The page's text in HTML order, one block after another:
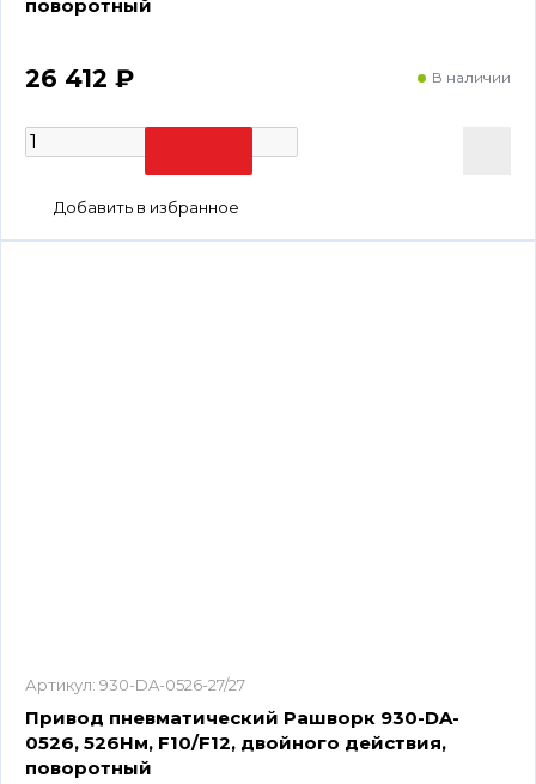
поворотный
26 412 ₽ В наличии
Артикул: 930-DA-0526-27/27
Привод пневматический Рашворк 930-DA-
0526, 526Нм, F10/F12, двойного действия,
поворотный